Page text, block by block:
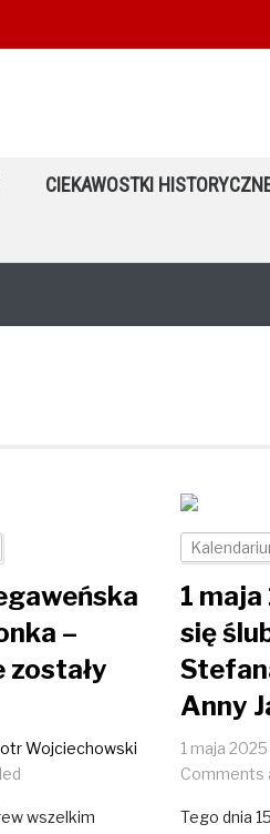
CIEKAWOSTKI
–
Wojciechowski
wszelkim
1
się
Anny
1 maja 2025
Comments
Tego dnia